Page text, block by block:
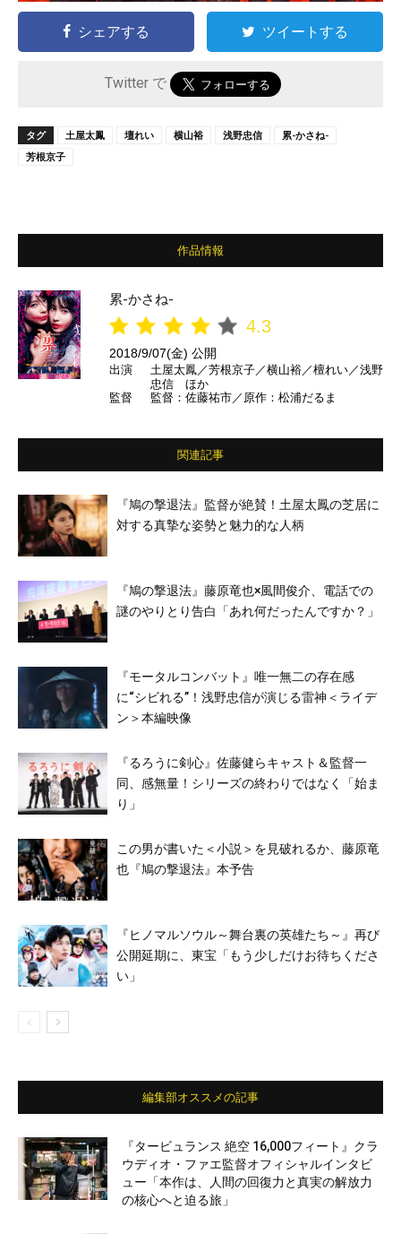
シェアする ツイートする
Twitter で
タグ 土屋太鳳 壇れい 横山裕 浅野忠信
累-かさね-
芳根京子
作品情報
累-かさね-
4.3
2018/9/07(金) 公開
出演
土屋太鳳／芳根京子／横山裕／檀れい／浅野
忠信 ほか
監督
監督：佐藤祐市／原作：松浦だるま
関連記事
『鳩の撃退法』監督が絶賛！土屋太鳳の芝居に
対する真摯な姿勢と魅力的な人柄
『鳩の撃退法』藤原竜也×風間俊介、電話での
謎のやりとり告白「あれ何だったんですか？」
『モータルコンバット』唯一無二の存在感
に“シビれる”！浅野忠信が演じる雷神＜ライデ
ン＞本編映像
『るろうに剣心』佐藤健らキャスト＆監督一
同、感無量！シリーズの終わりではなく「始ま
り」
この男が書いた＜小説＞を見破れるか、藤原竜
也『鳩の撃退法』本予告
『ヒノマルソウル～舞台裏の英雄たち～』再び
公開延期に、東宝「もう少しだけお待ちくださ
い」
編集部オススメの記事
『タービュランス 絶空 16,000フィート』クラ
ウディオ・ファエ監督オフィシャルインタビ
ュー「本作は、人間の回復力と真実の解放力
の核心へと迫る旅」